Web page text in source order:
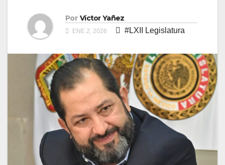
Por Víctor Yañez
ENE 2, 2026 #LXII Legislatura